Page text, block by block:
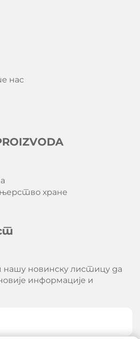
нас
хране
новинску листицу да
информације и